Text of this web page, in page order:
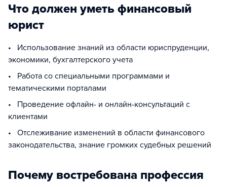
Что должен уметь финансовый
юрист
• Использование знаний из области юриспруденции,
экономики, бухгалтерского учета
• Работа со специальными программами и
тематическими порталами
• Проведение офлайн- и онлайн-консультаций с
клиентами
• Отслеживание изменений в области финансового
законодательства, знание громких судебных решений
Почему востребована профессия